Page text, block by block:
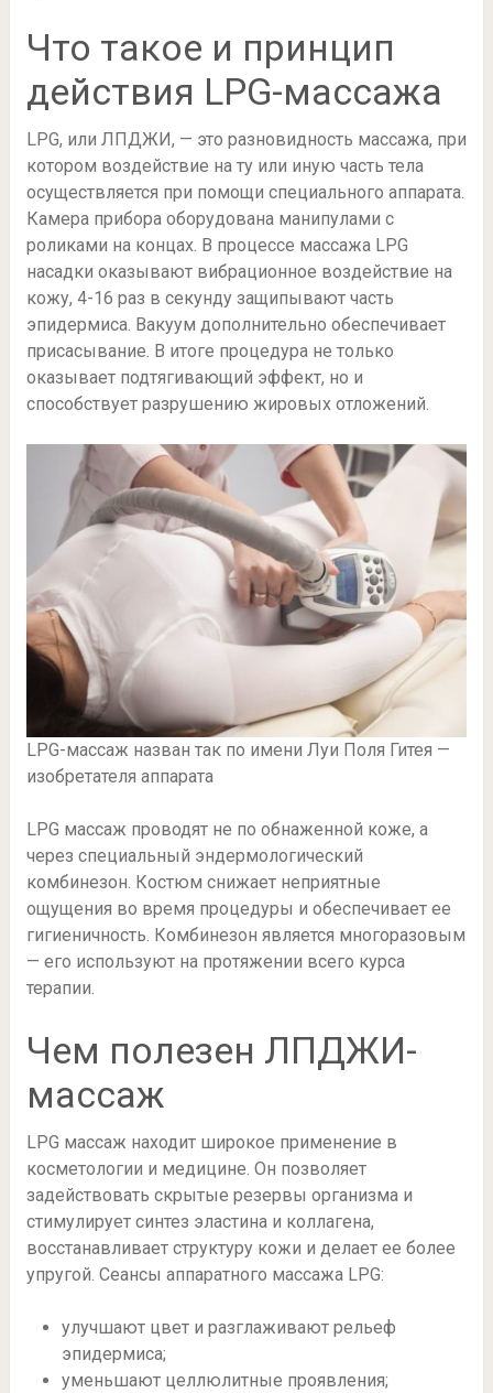
Что такое и принцип
действия LPG-массажа
LPG, или ЛПДЖИ, — это разновидность массажа, при
котором воздействие на ту или иную часть тела
осуществляется при помощи специального аппарата.
Камера прибора оборудована манипулами с
роликами на концах. В процессе массажа LPG
насадки оказывают вибрационное воздействие на
кожу, 4-16 раз в секунду защипывают часть
эпидермиса. Вакуум дополнительно обеспечивает
присасывание. В итоге процедура не только
оказывает подтягивающий эффект, но и
способствует разрушению жировых отложений.
LPG-массаж назван так по имени Луи Поля Гитея —
изобретателя аппарата
LPG массаж проводят не по обнаженной коже, а
через специальный эндермологический
комбинезон. Костюм снижает неприятные
ощущения во время процедуры и обеспечивает ее
гигиеничность. Комбинезон является многоразовым
— его используют на протяжении всего курса
терапии.
Чем полезен ЛПДЖИ-
массаж
LPG массаж находит широкое применение в
косметологии и медицине. Он позволяет
задействовать скрытые резервы организма и
стимулирует синтез эластина и коллагена,
восстанавливает структуру кожи и делает ее более
упругой. Сеансы аппаратного массажа LPG:
улучшают цвет и разглаживают рельеф
эпидермиса;
уменьшают целлюлитные проявления;